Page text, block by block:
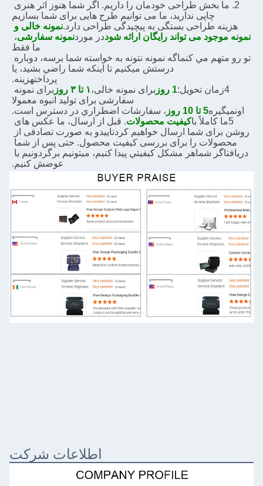
چاپی ندارید، ما می توانیم طرح هایی برای شما بسازیم
هزینه طراحی بستگی به پیچیدگی طراحی دارد.
نمونه موجود می تواند رایگان ارائه شوددر موردنمونه سفارشی
ما فقط
تو رو متهم مي کنم
درستش ميکنيم تا اينکه شما راضي بشيد، يا
پرداختهزینه.
4زمان تحویل:
1 روز برای نمونه خالی،۱ تا ۳ روز
سفارشی برای تولید انبوه معمولا
اونمیگیره5 تا 10 روز
، سفارشات اضطراري در دسترس است.
5ما کاملاً با
کیفیت محصولات
روشن برای شما ارسال خواهیم کردتایید
دریافتاگر شما
عوضش کنيم.
اطلاعات شرکت